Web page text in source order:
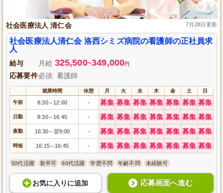
社会医療法人 清仁会 7月28日更新
社会医療法人清仁会 洛西シミズ病院の看護師の正社員求
人
給与 月給 325,500~349,000円
応募要件必須: 看護師
就業時間 休憩 月 火 水 木 金 土 日
午前 8:30～ 12:00 - 募集 募集 募集 募集 募集 募集 募集
日勤 8:30～ 16:45 - 募集 募集 募集 募集 募集 募集 募集
夜勤 16:30～ 翌9:00 - 募集 募集 募集 募集 募集 募集 募集
時短 16:15～ 16:45 - 募集 募集 募集 募集 募集 募集 募集
50代活躍 新卒可 60代活躍 学歴不問 年齢不問 未経験可
お気に入り に追加 応募画面へ進む